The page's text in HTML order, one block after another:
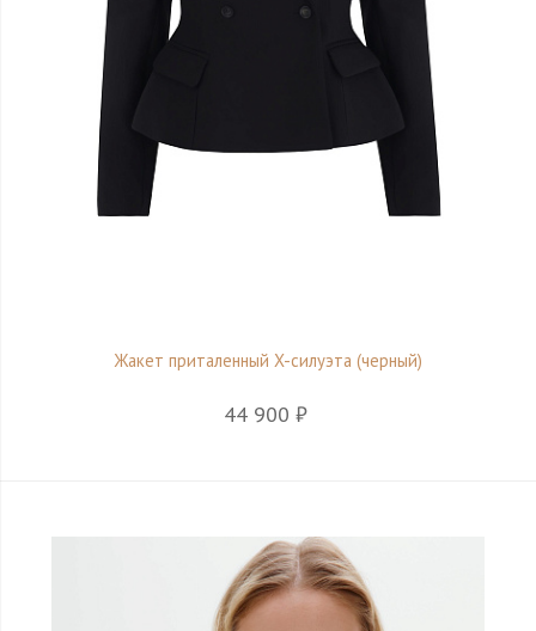
Жакет приталенный X-силуэта (черный)
44 900 ₽